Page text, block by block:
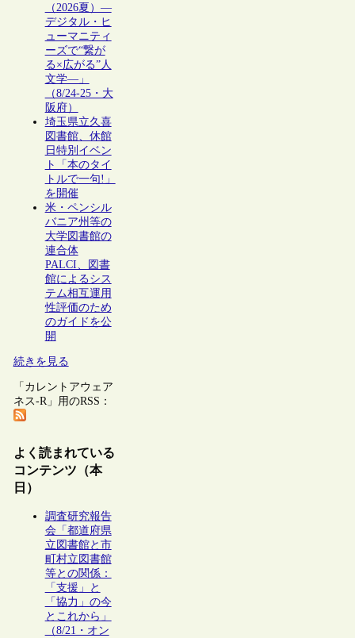
（2026夏）―
デジタル・ヒ
ューマニティ
ーズで“繋が
る×広がる”人
文学―」
（8/24-25・大
阪府）
埼玉県立久喜
図書館、休館
日特別イベン
ト「本のタイ
トルで一句!」
を開催
米・ペンシル
バニア州等の
大学図書館の
連合体
PALCI、図書
館によるシス
テム相互運用
性評価のため
のガイドを公
開
続きを見る
「カレントアウェア
ネス-R」用のRSS：
よく読まれている
コンテンツ（本
日）
調査研究報告
会「都道府県
立図書館と市
町村立図書館
等との関係：
「支援」と
「協力」の今
とこれから」
（8/21・オン